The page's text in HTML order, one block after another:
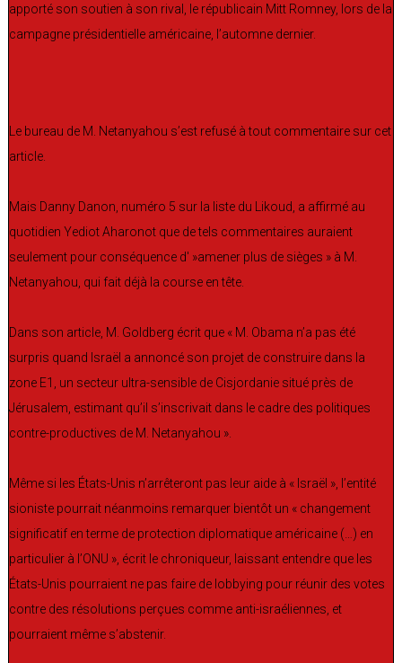
apporté son soutien à son rival, le républicain Mitt Romney, lors de la
campagne présidentielle américaine, l’automne dernier.
Le bureau de M. Netanyahou s’est refusé à tout commentaire sur cet
article.
Mais Danny Danon, numéro 5 sur la liste du Likoud, a affirmé au
quotidien Yediot Aharonot que de tels commentaires auraient
seulement pour conséquence d' »amener plus de sièges » à M.
Netanyahou, qui fait déjà la course en tête.
Dans son article, M. Goldberg écrit que « M. Obama n’a pas été
surpris quand Israël a annoncé son projet de construire dans la
zone E1, un secteur ultra-sensible de Cisjordanie situé près de
Jérusalem, estimant qu’il s’inscrivait dans le cadre des politiques
contre-productives de M. Netanyahou ».
Même si les États-Unis n’arrêteront pas leur aide à « Israël », l’entité
sioniste pourrait néanmoins remarquer bientôt un « changement
significatif en terme de protection diplomatique américaine (…) en
particulier à l’ONU », écrit le chroniqueur, laissant entendre que les
États-Unis pourraient ne pas faire de lobbying pour réunir des votes
contre des résolutions perçues comme anti-israéliennes, et
pourraient même s’abstenir.